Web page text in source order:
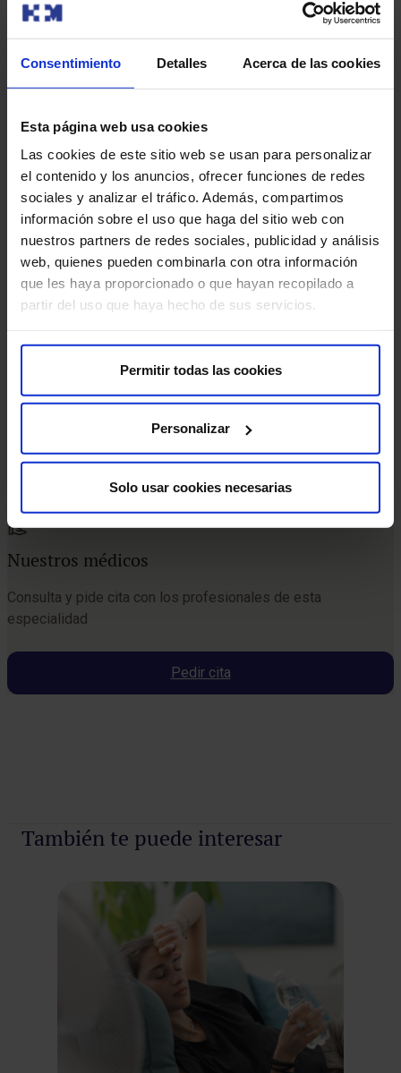
Consentimiento Detalles Acerca de las cookies
Esta página web usa cookies
Las cookies de este sitio web se usan para personalizar
el contenido y los anuncios, ofrecer funciones de redes
sociales y analizar el tráfico. Además, compartimos
información sobre el uso que haga del sitio web con
nuestros partners de redes sociales, publicidad y análisis
web, quienes pueden combinarla con otra información
que les haya proporcionado o que hayan recopilado a
partir del uso que haya hecho de sus servicios.
Permitir todas las cookies
Personalizar
Solo usar cookies necesarias
Tecnología y equipamiento avanzado
Ecografía de partes blandas.
Capilaroscopio.
Microscopio óptico de luz polarizada.
Nuestros médicos
Consulta y pide cita con los profesionales de esta
especialidad
Pedir cita
Pedir cita
También te puede interesar